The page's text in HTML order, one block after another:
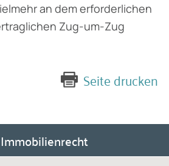
an dem erforderlichen
Zug-um-Zug
Seite drucken